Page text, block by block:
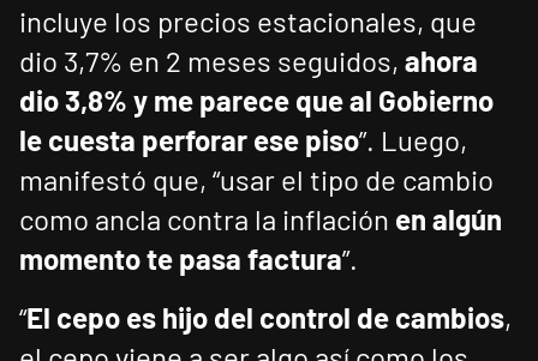
incluye los precios estacionales, que
dio 3,7% en 2 meses seguidos, ahora
dio 3,8% y me parece que al Gobierno
le cuesta perforar ese piso”. Luego,
manifestó que, “usar el tipo de cambio
como ancla contra la inflación en algún
momento te pasa factura”.
“El cepo es hijo del control de cambios,